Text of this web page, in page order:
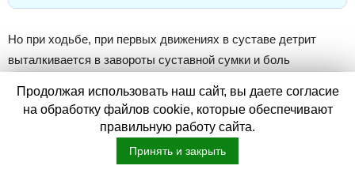
Но при ходьбе, при первых движениях в суставе детрит
выталкивается в завороты суставной сумки и боль
Диагностика артроза голеностопа
Артроз диагностируется во время визуального осмотра,
Продолжая использовать наш сайт, вы даете согласие
на обработку файлов cookie, которые обеспечивают
правильную работу сайта.
Принять и закрыть